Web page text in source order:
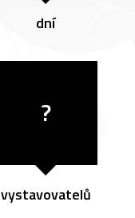
dní
?
vystavovatelů